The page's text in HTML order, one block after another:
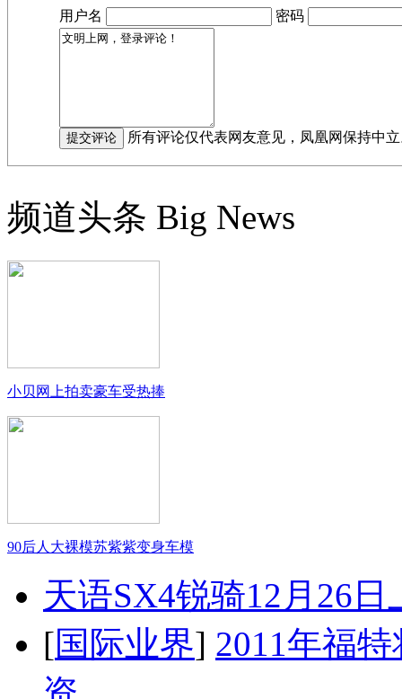
用户名
密码
所有评论仅代表网友意见，凤凰网保持中
频道头条 Big News
小贝网上拍卖豪车受热捧
90后人大裸模苏紫紫变身车模
天语SX4锐骑12月26
[国际业界] 2011年福